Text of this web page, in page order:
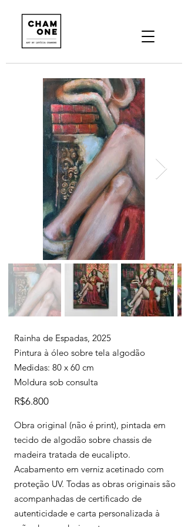
Rainha de Espadas, 2025
Pintura à óleo sobre tela algodão
Medidas: 80 x 60 cm
Moldura sob consulta
R$6.800
Obra original (não é print), pintada em
tecido de algodão sobre chassis de
madeira tratada de eucalipto.
Acabamento em verniz acetinado com
proteção UV. Todas as obras originais são
acompanhadas de certificado de
autenticidade e carta personalizada à